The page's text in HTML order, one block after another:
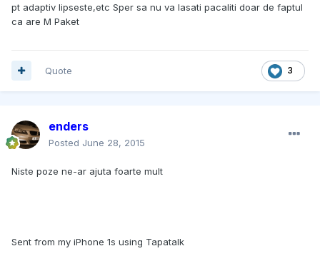
pt adaptiv lipseste,etc Sper sa nu va lasati pacaliti doar de faptul
ca are M Paket
3
Quote
enders
Posted June 28, 2015
Niste poze ne-ar ajuta foarte mult
Sent from my iPhone 1s using Tapatalk